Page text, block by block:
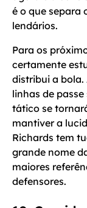
é o que separa
lendários.
Para os
certamente
distribui a bola.
linhas de
tático se
mantiver a
Richards tem
grande nome
maiores
defensores.